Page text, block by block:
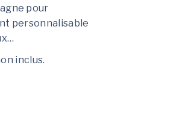
pour
personnalisable
inclus.